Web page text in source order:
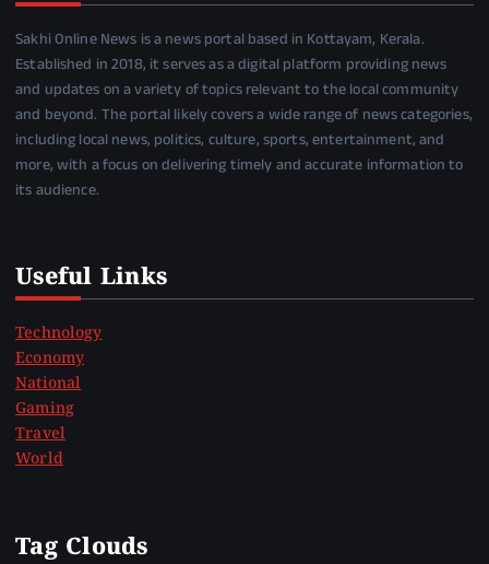
Sakhi Online News is a news portal based in Kottayam, Kerala.
Established in 2018, it serves as a digital platform providing news
and updates on a variety of topics relevant to the local community
and beyond. The portal likely covers a wide range of news categories,
including local news, politics, culture, sports, entertainment, and
more, with a focus on delivering timely and accurate information to
its audience.
Useful Links
Technology
Economy
National
Gaming
Travel
World
Tag Clouds